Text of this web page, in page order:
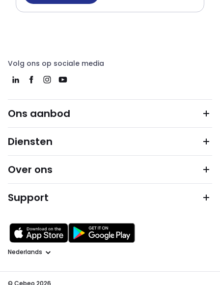
Volg ons op sociale media
Ons aanbod
Diensten
Over ons
Support
Taal